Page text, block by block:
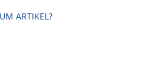
ARTIKEL?